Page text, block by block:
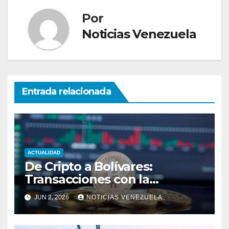
Por
Noticias Venezuela
Entrada relacionada
ACTUALIDAD
De Cripto a Bolívares:
Transacciones con la
Tecnología de
Bancaamigable
JUN 2, 2026 NOTICIAS VENEZUELA